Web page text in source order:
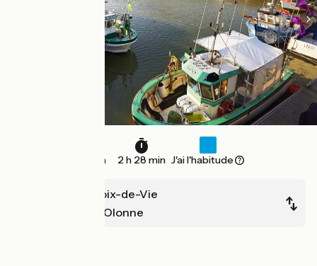
37 km 2 h 28 min J'ai l'habitude
St-Gilles-Croix-de-Vie
Les Sables d'Olonne